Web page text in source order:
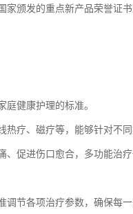
颁发的重点新产品荣誉证
健康护理的标准。
疗、磁疗等，能够针对不同
促进伤口愈合，多功能治疗
节各项治疗参数，确保每一